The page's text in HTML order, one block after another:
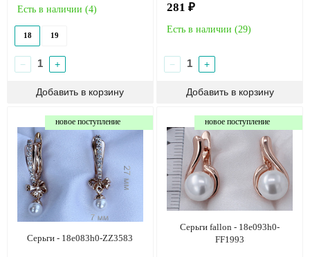
Есть в наличии (4)
18 19
− +
281 ₽
Есть в наличии (29)
− +
новое поступление
Серьги - 18e083h0-ZZ3583
новое поступление
Серьги fallon - 18e093h0-
FF1993